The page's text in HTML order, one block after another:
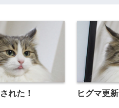
れた！ ヒグマ更新